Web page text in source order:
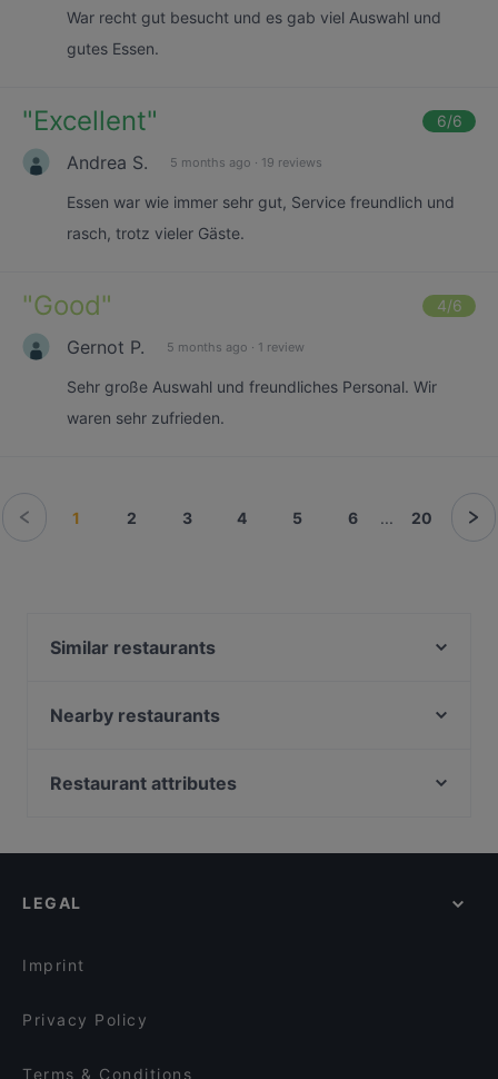
War recht gut besucht und es gab viel Auswahl und
gutes Essen.
"Excellent" 6/6
Andrea S. 5 months ago · 19 reviews
Essen war wie immer sehr gut, Service freundlich und
rasch, trotz vieler Gäste.
"Good" 4/6
Gernot P. 5 months ago · 1 review
Sehr große Auswahl und freundliches Personal. Wir
waren sehr zufrieden.
1 2 3 4 5 6 ... 20
Similar restaurants
Didi Chen's World of Asia Restaurant
The Castle Gate
Pho You
Nearby restaurants
MEAT.art
Schlosskeller Südsteiermark
Restaurant attributes
Romantic Restaurants in Graz
LEGAL
Imprint
Privacy Policy
Terms & Conditions